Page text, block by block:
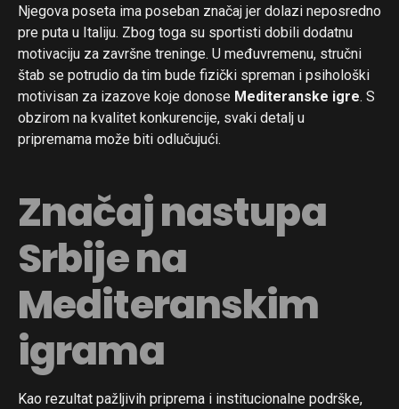
Njegova poseta ima poseban značaj jer dolazi neposredno
pre puta u Italiju. Zbog toga su sportisti dobili dodatnu
motivaciju za završne treninge. U međuvremenu, stručni
štab se potrudio da tim bude fizički spreman i psihološki
motivisan za izazove koje donose Mediteranske igre. S
obzirom na kvalitet konkurencije, svaki detalj u
pripremama može biti odlučujući.
Značaj nastupa
Srbije na
Mediteranskim
igrama
Kao rezultat pažljivih priprema i institucionalne podrške,